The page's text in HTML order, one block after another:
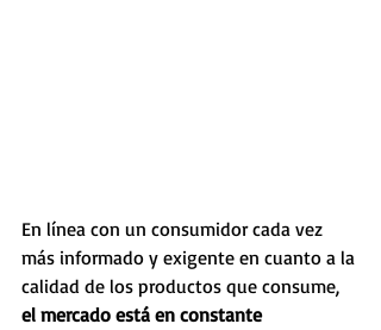
En línea con un consumidor cada vez
más informado y exigente en cuanto a la
calidad de los productos que consume,
el mercado está en constante